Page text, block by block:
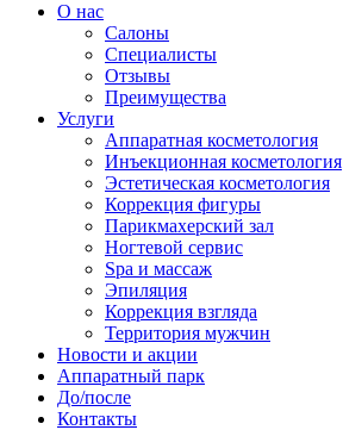
О нас
Салоны
Специалисты
Отзывы
Преимущества
Услуги
Аппаратная косметология
Инъекционная косметология
Эстетическая косметология
Коррекция фигуры
Парикмахерский зал
Ногтевой сервис
Spa и массаж
Эпиляция
Коррекция взгляда
Территория мужчин
Новости и акции
Аппаратный парк
До/после
Контакты